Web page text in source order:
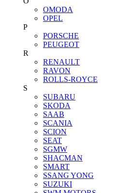
OMODA
OPEL
P
PORSCHE
PEUGEOT
R
RENAULT
RAVON
ROLLS-ROYCE
S
SUBARU
SKODA
SAAB
SCANIA
SCION
SEAT
SGMW
SHACMAN
SMART
SSANG YONG
SUZUKI